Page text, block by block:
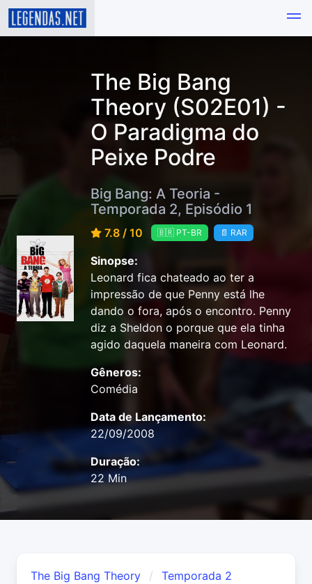
The Big Bang
Theory (S02E01) -
O Paradigma do
Peixe Podre
Big Bang: A Teoria -
Temporada 2, Episódio 1
7.8 / 10 🇧🇷 PT-BR 📄 RAR
Sinopse:
Leonard fica chateado ao ter a
impressão de que Penny está lhe
dando o fora, após o encontro. Penny
diz a Sheldon o porque que ela tinha
agido daquela maneira com Leonard.
Gêneros:
Comédia
Data de Lançamento:
22/09/2008
Duração:
22 Min
The Big Bang Theory
Temporada 2